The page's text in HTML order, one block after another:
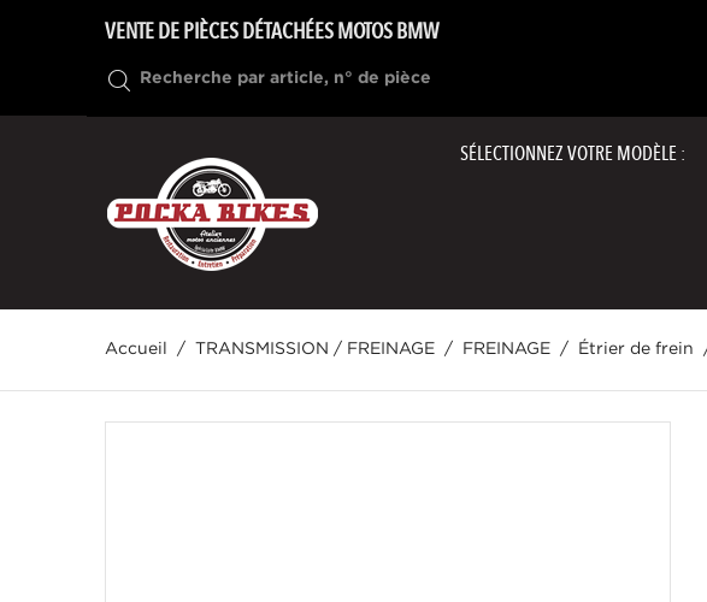
VENTE DE PIÈCES DÉTACHÉES MOTOS BMW
SÉLECTIONNEZ VOTRE MODÈLE :
Accueil TRANSMISSION / FREINAGE FREINAGE Étrier de frein